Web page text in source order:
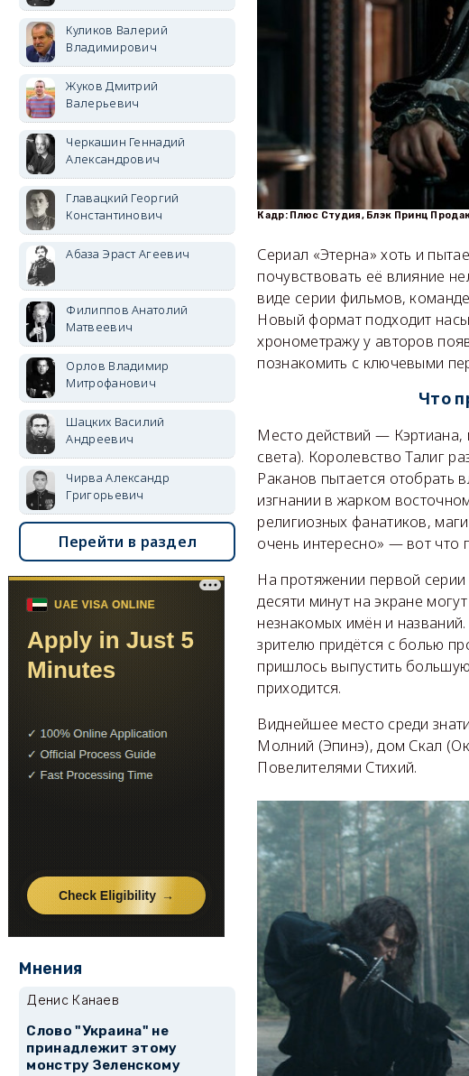
Кадр: Плюс Студия, Блэк Принц
Сериал «Этерна» хоть и
почувствовать её влияние
виде серии фильмов,
Новый формат подходит
хронометражу у авторов
познакомить с ключевыми
Что
Место действий —
света). Королевство Талиг
Раканов пытается отобрать
изгнании в жарком
религиозных фанатиков,
очень интересно» — вот что
На протяжении первой
десяти минут на экране
незнакомых имён и
зрителю придётся с болью
пришлось выпустить большую
приходится.
Виднейшее место среди
Молний (Эпинэ), дом Скал
Повелителями Стихий.
Куликов Валерий
Владимирович
Жуков Дмитрий
Валерьевич
Черкашин Геннадий
Александрович
Главацкий Георгий
Константинович
Абаза Эраст Агеевич
Филиппов Анатолий
Матвеевич
Орлов Владимир
Митрофанович
Шацких Василий
Андреевич
Чирва Александр
Григорьевич
Перейти в раздел
Мнения
Денис Канаев
Слово "Украина" не
принадлежит этому
монстру Зеленскому